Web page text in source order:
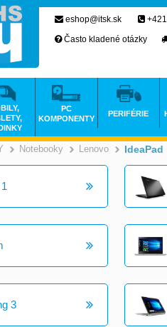
>
Notebooky >
Lenovo IdeaPad
3
eshop@itsk.sk
Často kladené otázky
PC
KOMPONENTY
PERIFÉRIE